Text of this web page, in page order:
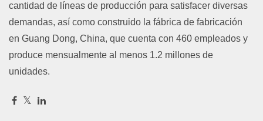
cantidad de líneas de producción para satisfacer diversas
demandas, así como construido la fábrica de fabricación
en Guang Dong, China, que cuenta con 460 empleados y
produce mensualmente al menos 1.2 millones de
unidades.